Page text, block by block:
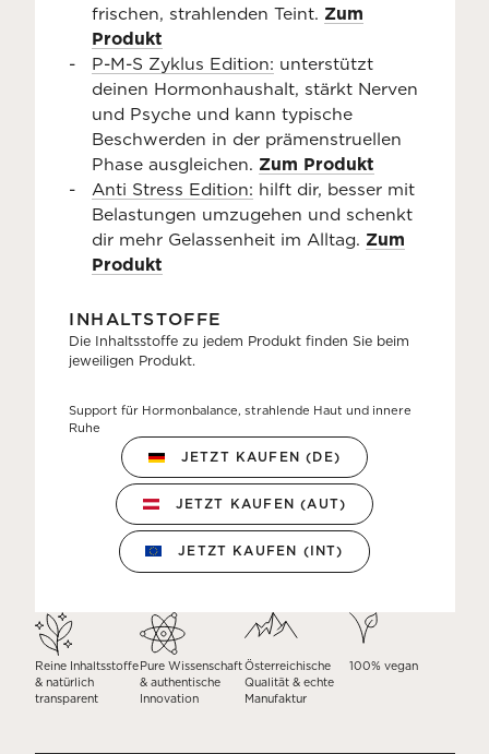
frischen, strahlenden Teint. Zum
Produkt
P-M-S Zyklus Edition: unterstützt
deinen Hormonhaushalt, stärkt Nerven
und Psyche und kann typische
Beschwerden in der prämenstruellen
Phase ausgleichen. Zum Produkt
Anti Stress Edition: hilft dir, besser mit
Belastungen umzugehen und schenkt
dir mehr Gelassenheit im Alltag. Zum
Produkt
INHALTSTOFFE
Die Inhaltsstoffe zu jedem Produkt finden Sie beim
jeweiligen Produkt.
Support für Hormonbalance, strahlende Haut und innere
Ruhe
JETZT KAUFEN (DE)
JETZT KAUFEN (AUT)
JETZT KAUFEN (INT)
Reine Inhaltsstoffe
& natürlich
transparent
Pure Wissenschaft
& authentische
Innovation
Österreichische
Qualität & echte
Manufaktur
100% vegan